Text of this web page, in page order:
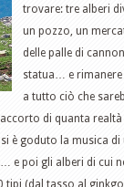
trovare: tre alberi
un pozzo, un
delle palle di
statua… e rimanere
a tutto ciò che
di quanta realtà
è goduto la musica di
e poi gli alberi di cui
tipi (dal tasso al